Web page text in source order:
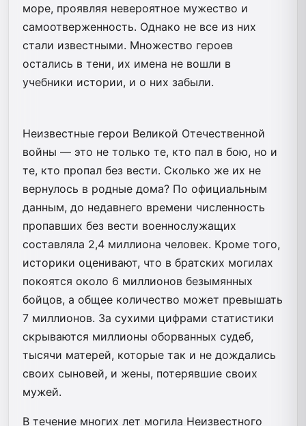
море, проявляя невероятное мужество и
самоотверженность. Однако не все из них
стали известными. Множество героев
остались в тени, их имена не вошли в
учебники истории, и о них забыли.
Неизвестные герои Великой Отечественной
войны — это не только те, кто пал в бою, но и
те, кто пропал без вести. Сколько же их не
вернулось в родные дома? По официальным
данным, до недавнего времени численность
пропавших без вести военнослужащих
составляла 2,4 миллиона человек. Кроме того,
историки оценивают, что в братских могилах
покоятся около 6 миллионов безымянных
бойцов, а общее количество может превышать
7 миллионов. За сухими цифрами статистики
скрываются миллионы оборванных судеб,
тысячи матерей, которые так и не дождались
своих сыновей, и жены, потерявшие своих
мужей.
В течение многих лет могила Неизвестного